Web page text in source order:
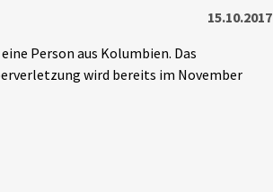
15.10.2017
Person aus Kolumbien. Das
wird bereits im November